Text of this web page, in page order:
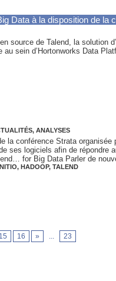
Data à la disposition de la
source de Talend, la solution
sein d’Hortonworks Data
ANALYSES
la conférence Strata organisée
ses logiciels afin de répondre
for Big Data Parler de
, HADOOP, TALEND
15 16 » ... 23